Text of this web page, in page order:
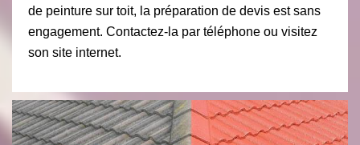
de peinture sur toit, la préparation de devis est sans
engagement. Contactez-la par téléphone ou visitez
son site internet.